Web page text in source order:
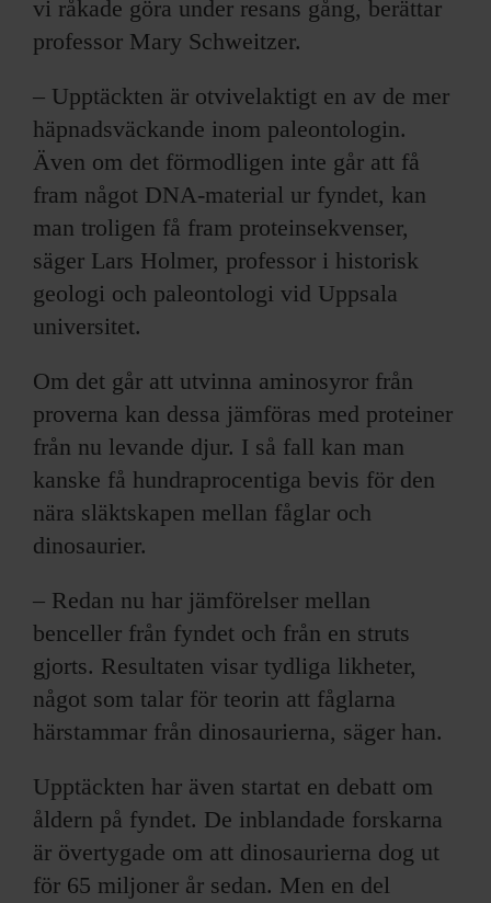
vi råkade göra under resans gång, berättar
professor Mary Schweitzer.
– Upptäckten är otvivelaktigt en av de mer
häpnadsväckande inom paleontologin.
Även om det förmodligen inte går att få
fram något DNA-material ur fyndet, kan
man troligen få fram proteinsekvenser,
säger Lars Holmer, professor i historisk
geologi och paleontologi vid Uppsala
universitet.
Om det går att utvinna aminosyror från
proverna kan dessa jämföras med proteiner
från nu levande djur. I så fall kan man
kanske få hundraprocentiga bevis för den
nära släktskapen mellan fåglar och
dinosaurier.
– Redan nu har jämförelser mellan
benceller från fyndet och från en struts
gjorts. Resultaten visar tydliga likheter,
något som talar för teorin att fåglarna
härstammar från dinosaurierna, säger han.
Upptäckten har även startat en debatt om
åldern på fyndet. De inblandade forskarna
är övertygade om att dinosaurierna dog ut
för 65 miljoner år sedan. Men en del